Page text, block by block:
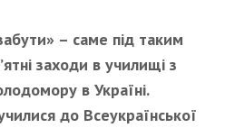
– саме під таким
заходи в училищі з
в Україні.
до Всеукраїнської